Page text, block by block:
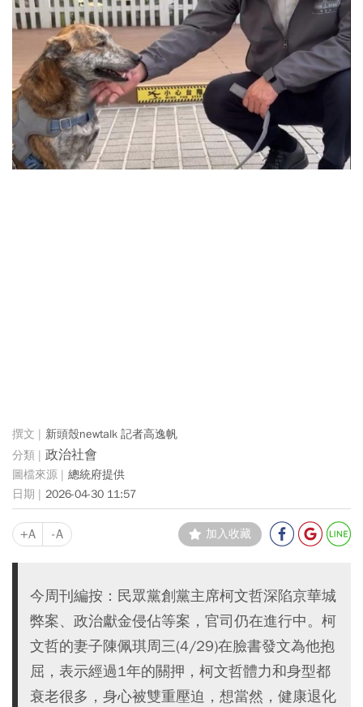
新頭殼newtalk 記者高逸帆
政治社會
總統府提供
2026-04-30 11:57
+A -A 加入收藏
今周刊編按：民眾黨創黨主席柯文哲深陷京華城
弊案、政治獻金侵佔等案，官司仍在進行中。柯
文哲的妻子陳佩琪周三(4/29)在臉書發文為他抱
屈，表示經過1年的關押，柯文哲體力和身型都
衰老很多，身心被雙重壓迫，想當然，健康退化